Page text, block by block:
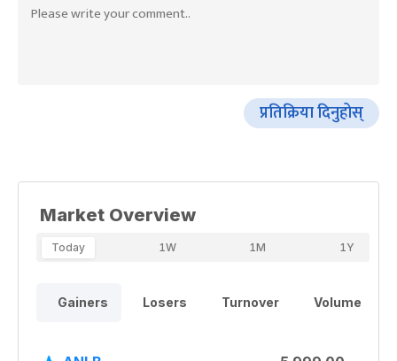
प्रतिक्रिया दिनुहोस्